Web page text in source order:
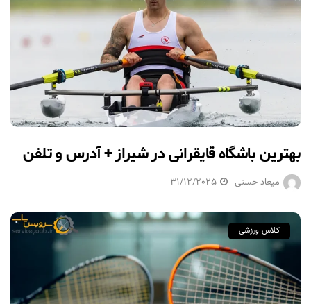
بهترین باشگاه قایقرانی در شیراز + آدرس و تلفن
میعاد حسنی 31/12/2025
کلاس ورزشی